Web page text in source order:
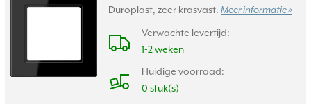
Duroplast, zeer krasvast. Meer informatie »
Verwachte levertijd:
1-2 weken
Huidige voorraad:
0 stuk(s)